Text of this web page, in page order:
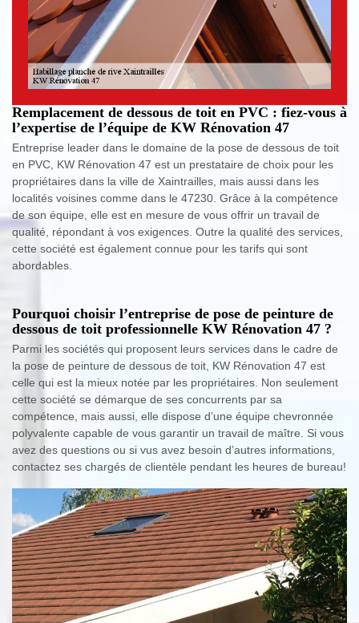
Remplacement de dessous de toit en PVC : fiez-vous à
l’expertise de l’équipe de KW Rénovation 47
Entreprise leader dans le domaine de la pose de dessous de toit
en PVC, KW Rénovation 47 est un prestataire de choix pour les
propriétaires dans la ville de Xaintrailles, mais aussi dans les
localités voisines comme dans le 47230. Grâce à la compétence
de son équipe, elle est en mesure de vous offrir un travail de
qualité, répondant à vos exigences. Outre la qualité des services,
cette société est également connue pour les tarifs qui sont
abordables.
Pourquoi choisir l’entreprise de pose de peinture de
dessous de toit professionnelle KW Rénovation 47 ?
Parmi les sociétés qui proposent leurs services dans le cadre de
la pose de peinture de dessous de toit, KW Rénovation 47 est
celle qui est la mieux notée par les propriétaires. Non seulement
cette société se démarque de ses concurrents par sa
compétence, mais aussi, elle dispose d’une équipe chevronnée
polyvalente capable de vous garantir un travail de maître. Si vous
avez des questions ou si vus avez besoin d’autres informations,
contactez ses chargés de clientèle pendant les heures de bureau!